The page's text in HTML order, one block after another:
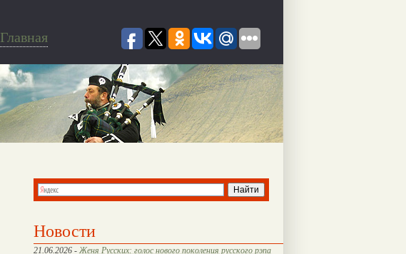
Главная
Новости
21.06.2026 - Женя Русских: голос нового поколения русского рэпа